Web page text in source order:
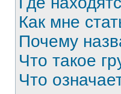
Как мне
Почему
Что такое
Что